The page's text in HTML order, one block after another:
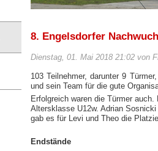
8. Engelsdorfer
Dienstag, 01. Mai 2018 21:02 von
103 Teilnehmer, darunter 9
und sein Team für die gute
Erfolgreich waren die Türmer
Altersklasse U12w. Adrian
gab es für Levi und Theo die
Endstände